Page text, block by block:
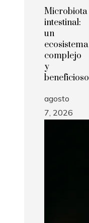
Microbiota
intestinal:
un
ecosistema
complejo
y
beneficioso
agosto
7, 2026